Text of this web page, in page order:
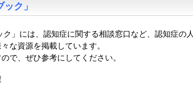
ック 」
ク」には、認知症に関する相談窓口など、認知症の人
な資源を掲載しています。
で、ぜひ参考にしてください。